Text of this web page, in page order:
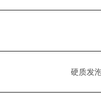
硬质发